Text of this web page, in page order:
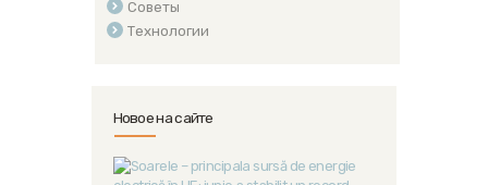
Советы
Технологии
Новое на сайте